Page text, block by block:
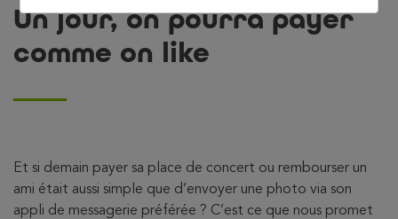
Un jour, on pourra payer
comme on like
Et si demain payer sa place de concert ou rembourser un
ami était aussi simple que d’envoyer une photo via son
appli de messagerie préférée ? C’est ce que nous promet